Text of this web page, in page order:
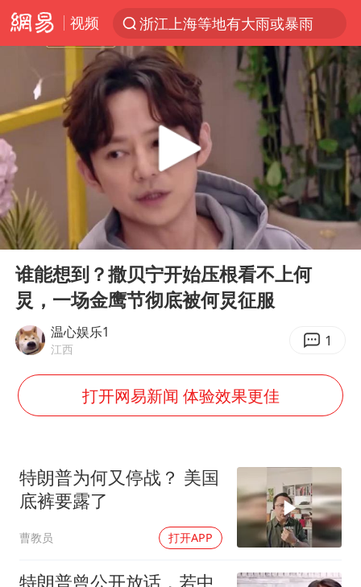
视频
浙江上海等地有大雨或暴雨
解锁各地夏日限定体验
河南潜逃10日重大刑案嫌疑人落网
西湖突现狂风暴雨 游客瞬间被浇透
马克·艾伦退出斯诺克中国公开赛
金饰克价一夜涨回1300元
新疆景区自驾服务费改为按车收费
永和豆浆创始人林炳生去世
白海豚将正面袭击贯穿浙江
浙江台州《告全体市民书》
牛津大学一纸声明甩不了锅
海鲜忘车里4天打开门满车都是蛆
香港宏福苑火灾或由烟头引起
西贝创始人贾国龙押注鲜羊赛道
几元成本 千万市值蒸发
人民的健康、体质、幸福一脉相承
Play
00:00 04:23
谁能想到？撒贝宁开始压根看不上何
炅，一场金鹰节彻底被何炅征服
温心娱乐1
江西 1
打开网易新闻 体验效果更佳
特朗普为何又停战？ 美国
底裤要露了
曹教员 打开APP
特朗普曾公开放话，若中